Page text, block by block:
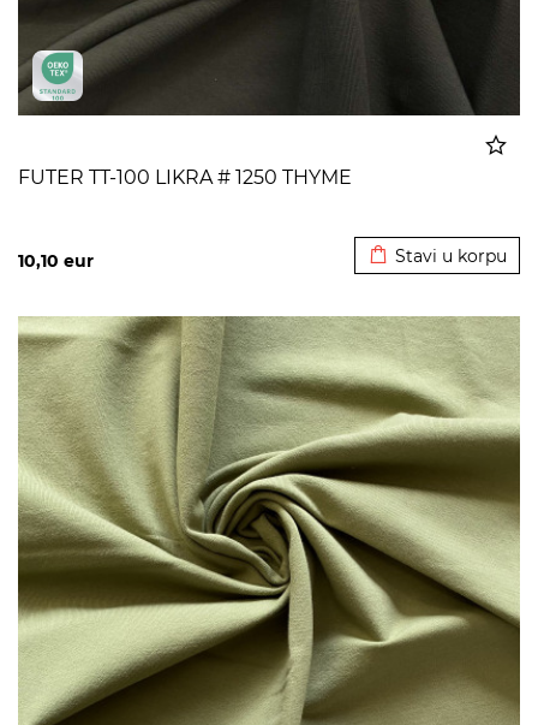
FUTER TT-100 LIKRA # 1250 THYME
10,10 eur Stavi u korpu